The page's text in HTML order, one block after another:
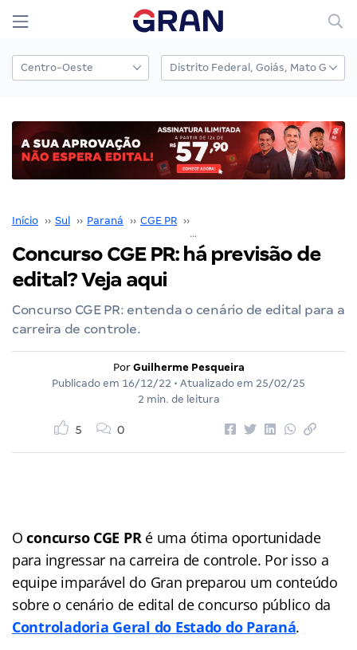
Início ›› Sul ›› Paraná ›› CGE PR ››
Concurso CGE PR: há previsão de
edital? Veja aqui
Concurso CGE PR: entenda o cenário de edital para a
carreira de controle.
Por Guilherme Pesqueira
Publicado em 16/12/22 • Atualizado em 25/02/25
2 min. de leitura
5 0
O concurso CGE PR é uma ótima oportunidade
para ingressar na carreira de controle. Por isso a
equipe imparável do Gran preparou um conteúdo
sobre o cenário de edital de concurso público da
Controladoria Geral do Estado do Paraná.